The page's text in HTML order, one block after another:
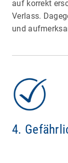
auf korrekt
Verlass.
und
4.